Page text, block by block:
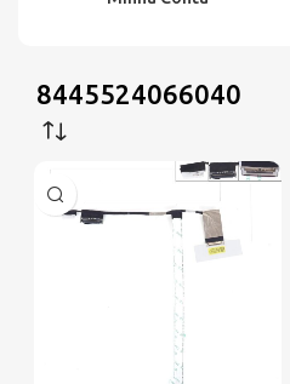
8445524066040